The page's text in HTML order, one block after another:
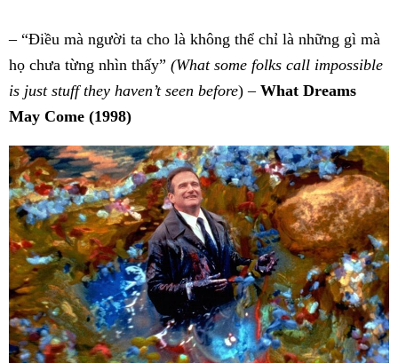
– “Điều mà người ta cho là không thể chỉ là những gì mà
họ chưa từng nhìn thấy” (What some folks call impossible
is just stuff they haven’t seen before) – What Dreams
May Come (1998)